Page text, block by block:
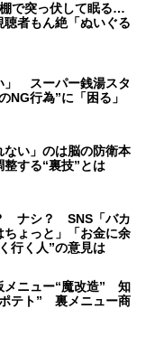
で突っ伏して眠る…
者もん絶「ぬいぐる
」 スーパー銭湯スタ
NG行為”に「困る」
い」のは脳の防衛本
する“裏技”とは
ナシ？ SNS「バカ
ょっと」「お金に余
行く人”の意見は
メニュー“魔改造” 知
テト” 裏メニュー商